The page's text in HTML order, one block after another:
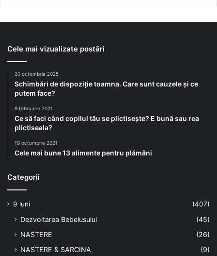
Cele mai vizualizate postări
20 octombrie 2025
Schimbări de dispoziție toamna. Care sunt cauzele și ce
putem face?
9 februarie 2021
Ce să faci când copilul tău se plictisește? E bună sau rea
plictiseala?
19 octombrie 2021
Cele mai bune 13 alimente pentru plămâni
Categorii
9 luni (407)
Dezvoltarea Bebelusului
(45)
NASTERE
(26)
NASTERE & SARCINA
(9)